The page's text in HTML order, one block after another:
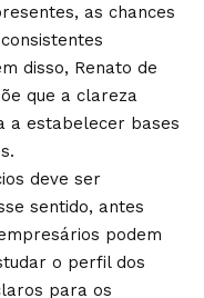
as chances
disso, Renato de
que a clareza
a estabelecer bases
deve ser
sentido, antes
podem
o perfil dos
para os